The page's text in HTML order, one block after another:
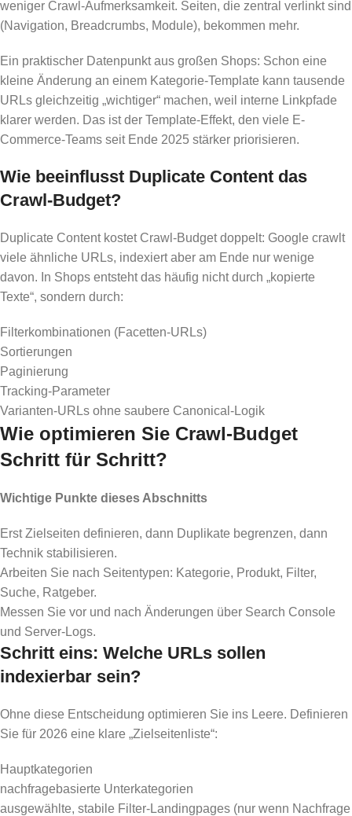
weniger Crawl-Aufmerksamkeit. Seiten, die zentral verlinkt sind
(Navigation, Breadcrumbs, Module), bekommen mehr.
Ein praktischer Datenpunkt aus großen Shops: Schon eine
kleine Änderung an einem Kategorie-Template kann tausende
URLs gleichzeitig „wichtiger“ machen, weil interne Linkpfade
klarer werden. Das ist der Template-Effekt, den viele E-
Commerce-Teams seit Ende 2025 stärker priorisieren.
Wie beeinflusst Duplicate Content das
Crawl-Budget?
Duplicate Content kostet Crawl-Budget doppelt: Google crawlt
viele ähnliche URLs, indexiert aber am Ende nur wenige
davon. In Shops entsteht das häufig nicht durch „kopierte
Texte“, sondern durch:
Filterkombinationen (Facetten-URLs)
Sortierungen
Paginierung
Tracking-Parameter
Varianten-URLs ohne saubere Canonical-Logik
Wie optimieren Sie Crawl-Budget
Schritt für Schritt?
Wichtige Punkte dieses Abschnitts
Erst Zielseiten definieren, dann Duplikate begrenzen, dann
Technik stabilisieren.
Arbeiten Sie nach Seitentypen: Kategorie, Produkt, Filter,
Suche, Ratgeber.
Messen Sie vor und nach Änderungen über Search Console
und Server-Logs.
Schritt eins: Welche URLs sollen
indexierbar sein?
Ohne diese Entscheidung optimieren Sie ins Leere. Definieren
Sie für 2026 eine klare „Zielseitenliste“:
Hauptkategorien
nachfragebasierte Unterkategorien
ausgewählte, stabile Filter-Landingpages (nur wenn Nachfrage